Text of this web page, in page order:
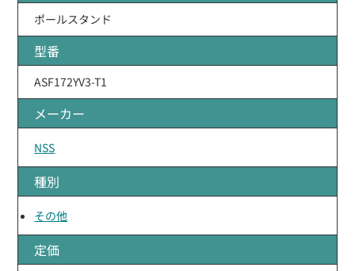
ポールスタンド
型番
ASF172YV3-T1
メーカー
NSS
種別
その他
定価